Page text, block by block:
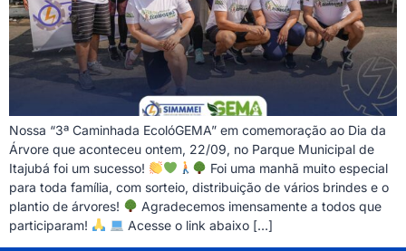
Nossa “3ª Caminhada EcolóGEMA” em comemoração ao Dia da
Árvore que aconteceu ontem, 22/09, no Parque Municipal de
Itajubá foi um sucesso!
Foi uma manhã muito especial
para toda família, com sorteio, distribuição de vários brindes e o
plantio de árvores!
Agradecemos imensamente a todos que
participaram!
Acesse o link abaixo […]